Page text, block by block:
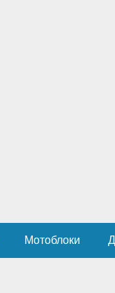
Мотоблоки